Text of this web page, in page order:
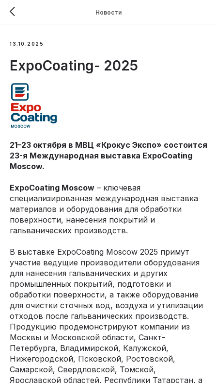
Новости
13.10.2025
ExpoCoating- 2025
21–23 октября в МВЦ «Крокус Экспо» состоится
23-я Международная выставка ExpoCoating
Moscow.
ExpoCoating Moscow – ключевая
специализированная международная выставка
материалов и оборудования для обработки
поверхности, нанесения покрытий и
гальванических производств.
В выставке ExpoCoating Moscow 2025 примут
участие ведущие производители оборудования
для нанесения гальванических и других
промышленных покрытий, подготовки и
обработки поверхности, а также оборудование
для очистки сточных вод, воздуха и утилизации
отходов после гальванических производств.
Продукцию продемонстрируют компании из
Москвы и Московской области, Санкт-
Петербурга, Владимирской, Калужской,
Нижегородской, Псковской, Ростовской,
Самарской, Свердловской, Томской,
Ярославской областей, Республики Татарстан, а